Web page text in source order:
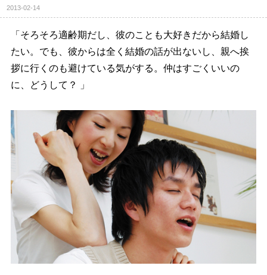
2013-02-14
「そろそろ適齢期だし、彼のことも大好きだから結婚し
たい。でも、彼からは全く結婚の話が出ないし、親へ挨
拶に行くのも避けている気がする。仲はすごくいいの
に、どうして？ 」